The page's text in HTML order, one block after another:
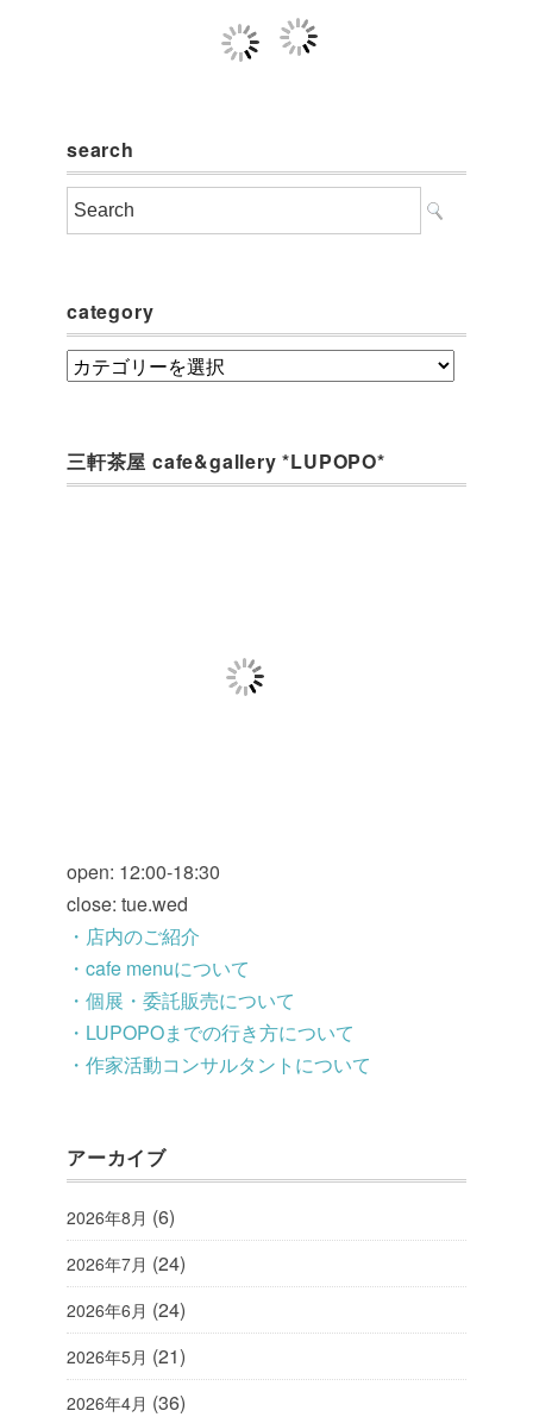
search
category
category
三軒茶屋 cafe&gallery *LUPOPO*
open: 12:00-18:30
close: tue.wed
・店内のご紹介
・cafe menuについて
・個展・委託販売について
・LUPOPOまでの行き方について
・作家活動コンサルタントについて
アーカイブ
2026年8月 (6)
2026年7月 (24)
2026年6月 (24)
2026年5月 (21)
2026年4月 (36)